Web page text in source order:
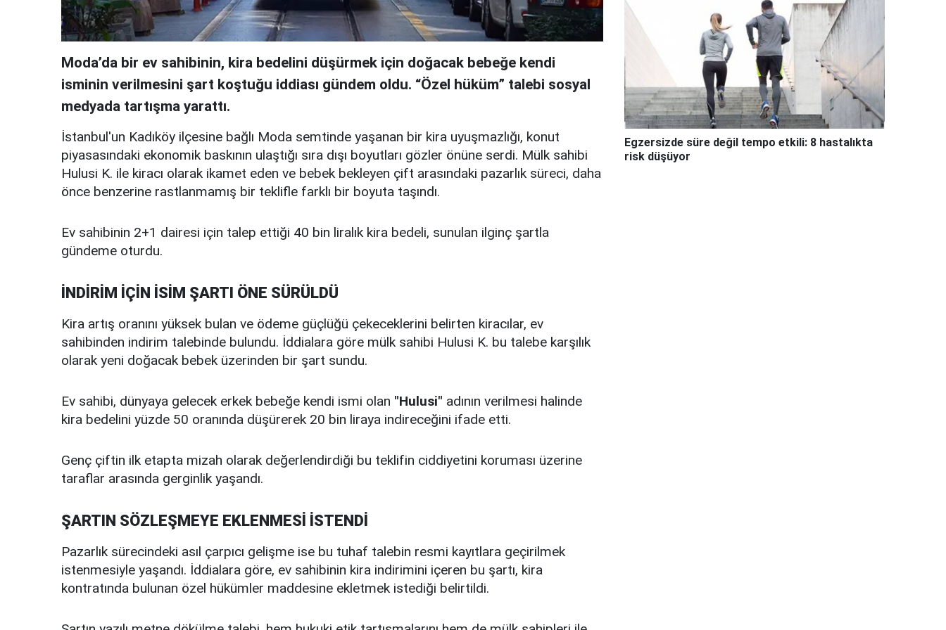
Moda’da bir ev sahibinin, kira bedelini düşürmek için doğacak bebeğe kendi
isminin verilmesini şart koştuğu iddiası gündem oldu. “Özel hüküm” talebi sosyal
medyada tartışma yarattı.
İstanbul'un Kadıköy ilçesine bağlı Moda semtinde yaşanan bir kira uyuşmazlığı, konut
piyasasındaki ekonomik baskının ulaştığı sıra dışı boyutları gözler önüne serdi. Mülk sahibi
Hulusi K. ile kiracı olarak ikamet eden ve bebek bekleyen çift arasındaki pazarlık süreci, daha
önce benzerine rastlanmamış bir teklifle farklı bir boyuta taşındı.
Ev sahibinin 2+1 dairesi için talep ettiği 40 bin liralık kira bedeli, sunulan ilginç şartla
gündeme oturdu.
İNDİRİM İÇİN İSİM ŞARTI ÖNE SÜRÜLDÜ
Kira artış oranını yüksek bulan ve ödeme güçlüğü çekeceklerini belirten kiracılar, ev
sahibinden indirim talebinde bulundu. İddialara göre mülk sahibi Hulusi K. bu talebe karşılık
olarak yeni doğacak bebek üzerinden bir şart sundu.
Ev sahibi, dünyaya gelecek erkek bebeğe kendi ismi olan "Hulusi" adının verilmesi halinde
kira bedelini yüzde 50 oranında düşürerek 20 bin liraya indireceğini ifade etti.
Genç çiftin ilk etapta mizah olarak değerlendirdiği bu teklifin ciddiyetini koruması üzerine
taraflar arasında gerginlik yaşandı.
ŞARTIN SÖZLEŞMEYE EKLENMESİ İSTENDİ
Pazarlık sürecindeki asıl çarpıcı gelişme ise bu tuhaf talebin resmi kayıtlara geçirilmek
istenmesiyle yaşandı. İddialara göre, ev sahibinin kira indirimini içeren bu şartı, kira
kontratında bulunan özel hükümler maddesine ekletmek istediği belirtildi.
Egzersizde süre değil tempo etkili: 8 hastalıkta
risk düşüyor